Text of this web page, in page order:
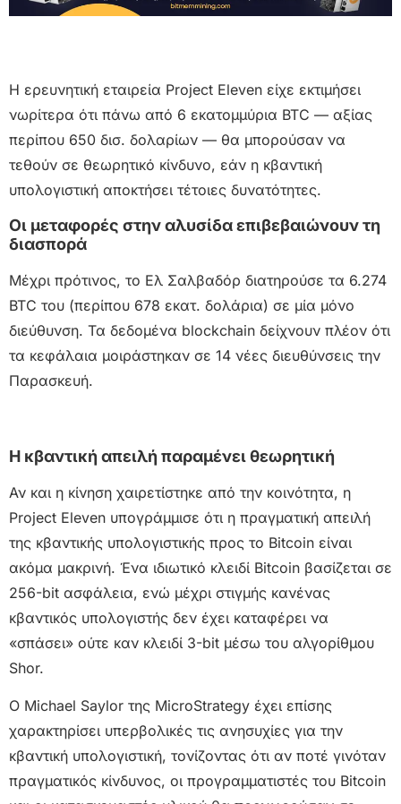
Η ερευνητική εταιρεία Project Eleven είχε εκτιμήσει
νωρίτερα ότι πάνω από 6 εκατομμύρια BTC — αξίας
περίπου 650 δισ. δολαρίων — θα μπορούσαν να
τεθούν σε θεωρητικό κίνδυνο, εάν η κβαντική
υπολογιστική αποκτήσει τέτοιες δυνατότητες.
Οι μεταφορές στην αλυσίδα επιβεβαιώνουν τη
διασπορά
Μέχρι πρότινος, το Ελ Σαλβαδόρ διατηρούσε τα 6.274
BTC του (περίπου 678 εκατ. δολάρια) σε μία μόνο
διεύθυνση. Τα δεδομένα blockchain δείχνουν πλέον ότι
τα κεφάλαια μοιράστηκαν σε 14 νέες διευθύνσεις την
Παρασκευή.
Η κβαντική απειλή παραμένει θεωρητική
Αν και η κίνηση χαιρετίστηκε από την κοινότητα, η
Project Eleven υπογράμμισε ότι η πραγματική απειλή
της κβαντικής υπολογιστικής προς το Bitcoin είναι
ακόμα μακρινή. Ένα ιδιωτικό κλειδί Bitcoin βασίζεται σε
256-bit ασφάλεια, ενώ μέχρι στιγμής κανένας
κβαντικός υπολογιστής δεν έχει καταφέρει να
«σπάσει» ούτε καν κλειδί 3-bit μέσω του αλγορίθμου
Shor.
Ο Michael Saylor της MicroStrategy έχει επίσης
χαρακτηρίσει υπερβολικές τις ανησυχίες για την
κβαντική υπολογιστική, τονίζοντας ότι αν ποτέ γινόταν
πραγματικός κίνδυνος, οι προγραμματιστές του Bitcoin